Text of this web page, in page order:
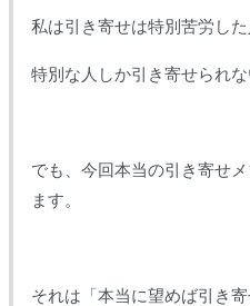
私は引き寄せは特別苦労し
特別な人しか引き寄せられな
でも、今回本当の引き寄せ
ます。
それは「本当に望めば引き